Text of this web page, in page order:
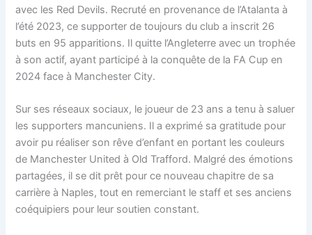
avec les Red Devils. Recruté en provenance de l’Atalanta à
l’été 2023, ce supporter de toujours du club a inscrit 26
buts en 95 apparitions. Il quitte l’Angleterre avec un trophée
à son actif, ayant participé à la conquête de la FA Cup en
2024 face à Manchester City.
Sur ses réseaux sociaux, le joueur de 23 ans a tenu à saluer
les supporters mancuniens. Il a exprimé sa gratitude pour
avoir pu réaliser son rêve d’enfant en portant les couleurs
de Manchester United à Old Trafford. Malgré des émotions
partagées, il se dit prêt pour ce nouveau chapitre de sa
carrière à Naples, tout en remerciant le staff et ses anciens
coéquipiers pour leur soutien constant.